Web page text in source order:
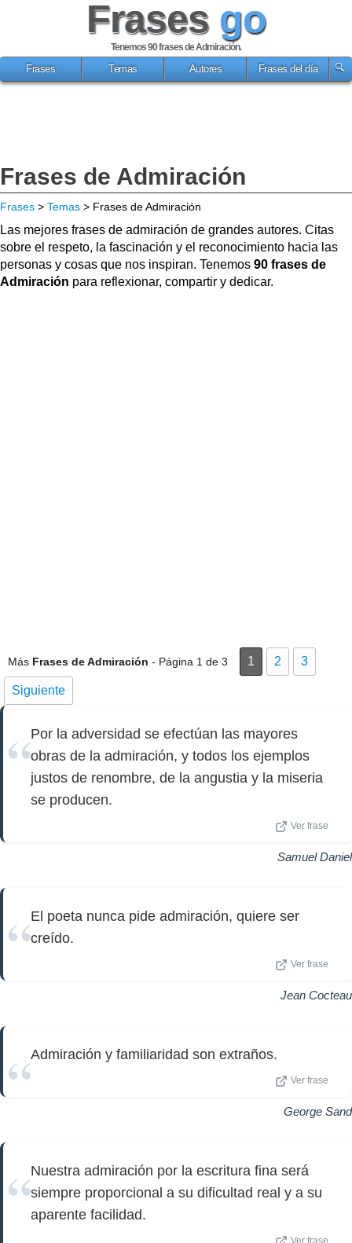
Frases go
Tenemos 90frases de Admiración.
Frases
Temas Autores Frases del día
Frases de Admiración
Frases > Temas > Frases de Admiración
Las mejores frases de admiración de grandes autores. Citas
sobre el respeto, la fascinación y el reconocimiento hacia las
personas y cosas que nos inspiran. Tenemos 90 frases de
Admiración para reflexionar, compartir y dedicar.
Más Frases de Admiración - Página 1 de 3 1 2 3
Siguiente
Por la adversidad se efectúan las mayores
obras de la admiración, y todos los ejemplos
justos de renombre, de la angustia y la miseria
se producen.
Ver frase
Samuel Daniel
El poeta nunca pide admiración, quiere ser
creído.
Ver frase
Jean Cocteau
Admiración y familiaridad son extraños.
Ver frase
George Sand
Nuestra admiración por la escritura fina será
siempre proporcional a su dificultad real y a su
aparente facilidad.
Ver frase